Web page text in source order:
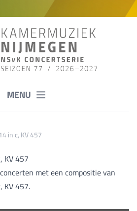
MENU
in c, KV 457
KV 457
met een compositie van
KV 457.